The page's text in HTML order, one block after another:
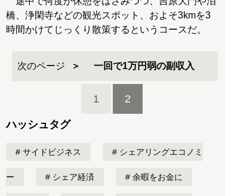
橋、浄閑寺などの観光スポット、およそ3kmを3
時間かけてじっくり散策するというコースだ。
次のページ 一回で1万円弱の副収入
1 2
ハッシュタグ
サイドビジネス シェアリングエコノミ
ー シェア経済 余暇をお金に